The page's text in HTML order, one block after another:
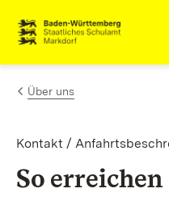
Zum Inhalt springen
Link zur Startseite
Über uns
Kontakt /
So erreichen